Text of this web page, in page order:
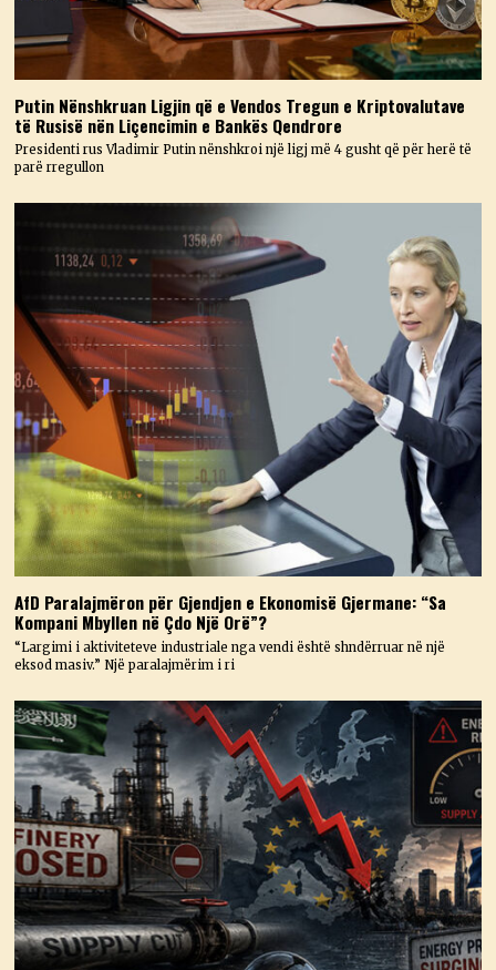
Putin Nënshkruan Ligjin që e Vendos Tregun e Kriptovalutave
të Rusisë nën Liçencimin e Bankës Qendrore
Presidenti rus Vladimir Putin nënshkroi një ligj më 4 gusht që për herë të
parë rregullon
AfD Paralajmëron për Gjendjen e Ekonomisë Gjermane: “Sa
Kompani Mbyllen në Çdo Një Orë”?
“Largimi i aktiviteteve industriale nga vendi është shndërruar në një
eksod masiv.” Një paralajmërim i ri